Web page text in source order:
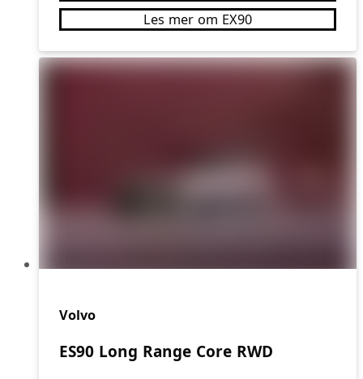
Les mer om EX90
Volvo
ES90 Long Range Core RWD